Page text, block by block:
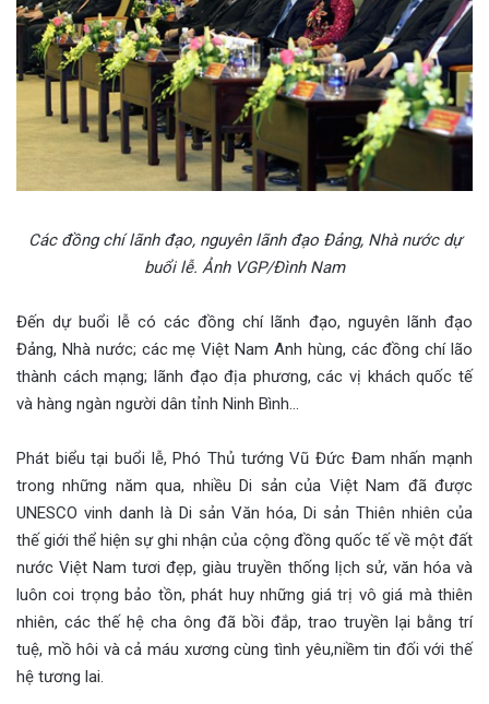
Các đồng chí lãnh đạo, nguyên lãnh đạo Đảng, Nhà nước dự
buổi lễ. Ảnh VGP/Đình Nam
Đến dự buổi lễ có các đồng chí lãnh đạo, nguyên lãnh đạo
Đảng, Nhà nước; các mẹ Việt Nam Anh hùng, các đồng chí lão
thành cách mạng; lãnh đạo địa phương, các vị khách quốc tế
và hàng ngàn người dân tỉnh Ninh Bình…
Phát biểu tại buổi lễ, Phó Thủ tướng Vũ Đức Đam nhấn mạnh
trong những năm qua, nhiều Di sản của Việt Nam đã được
UNESCO vinh danh là Di sản Văn hóa, Di sản Thiên nhiên của
thế giới thể hiện sự ghi nhận của cộng đồng quốc tế về một đất
nước Việt Nam tươi đẹp, giàu truyền thống lịch sử, văn hóa và
luôn coi trọng bảo tồn, phát huy những giá trị vô giá mà thiên
nhiên, các thế hệ cha ông đã bồi đắp, trao truyền lại bằng trí
tuệ, mồ hôi và cả máu xương cùng tình yêu,niềm tin đối với thế
hệ tương lai.